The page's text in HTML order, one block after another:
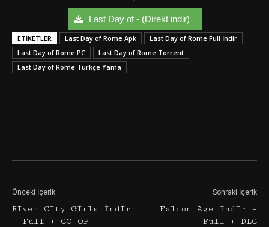
Last Day of - (Direkt indir)
ETIKETLER Last Day of Rome Apk
Last Day of Rome Full İndir
Last Day of Rome PC
Last Day of Rome Torrent
Last Day of Rome Türkçe Yama
Önceki İçerik
River City Girls İndir
– Full + CO-OP
Sonraki İçerik
Falcon Age İndir –
Full + DLC